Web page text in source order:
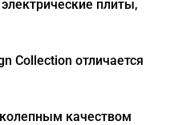
плиты,
Collection отличается
качеством